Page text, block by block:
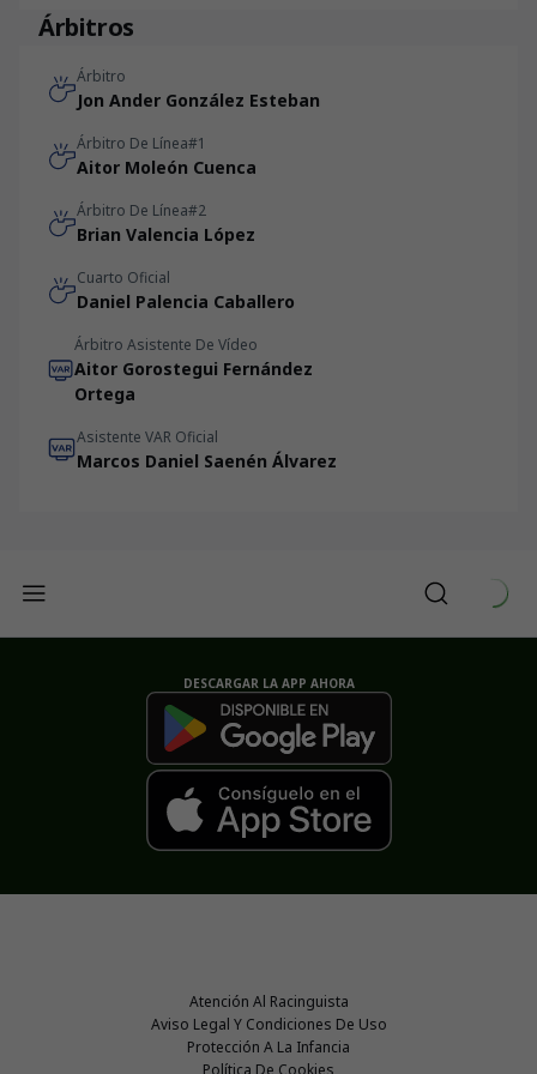
Árbitros
Árbitro
Jon Ander González Esteban
Árbitro De Línea#1
Aitor Moleón Cuenca
Árbitro De Línea#2
Brian Valencia López
Cuarto Oficial
Daniel Palencia Caballero
Árbitro Asistente De Vídeo
Aitor Gorostegui Fernández
Ortega
Asistente VAR Oficial
Marcos Daniel Saenén Álvarez
DESCARGAR LA APP AHORA
Atención Al Racinguista
Aviso Legal Y Condiciones De Uso
Protección A La Infancia